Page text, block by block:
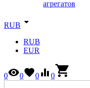
агрегатов
RUB
RUB
EUR
0 0 0 0